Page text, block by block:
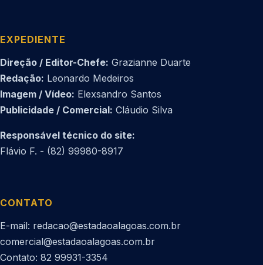
EXPEDIENTE
Direção / Editor-Chefe: Grazianne Duarte
Redação: Leonardo Medeiros
Imagem / Vídeo: Elexsandro Santos
Publicidade / Comercial: Cláudio Silva
Responsável técnico do site:
Flávio F. - (82) 99980-8917
CONTATO
E-mail: redacao@estadaoalagoas.com.br
comercial@estadaoalagoas.com.br
Contato: 82 99931-3354